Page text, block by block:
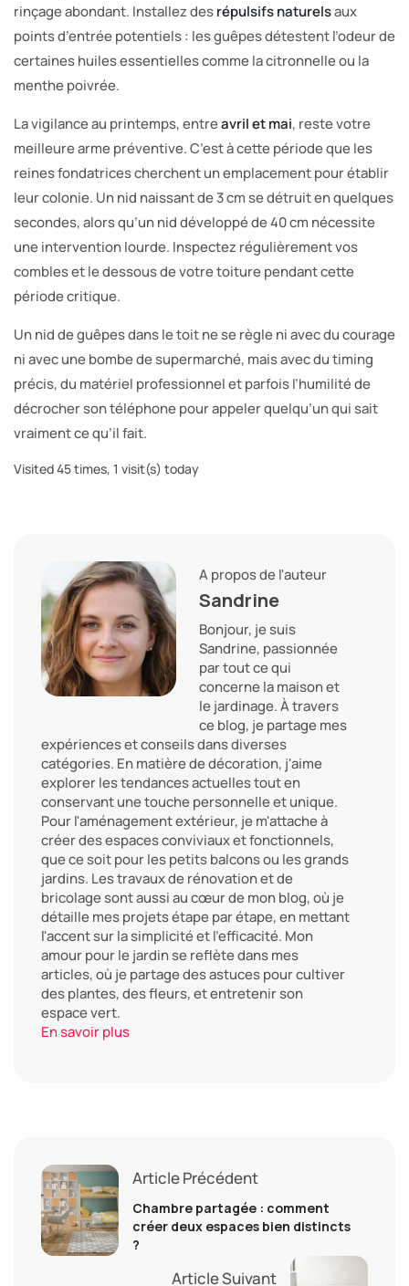
rinçage abondant. Installez desrépulsifs naturelsaux
points d’entrée potentiels : les guêpes détestent l’odeur de
certaines huiles essentielles comme la citronnelle ou la
menthe poivrée.
La vigilance au printemps, entreavril et mai, reste votre
meilleure arme préventive. C’est à cette période que les
reines fondatrices cherchent un emplacement pour établir
leur colonie. Un nid naissant de 3 cm se détruit en quelques
secondes, alors qu’un nid développé de 40 cm nécessite
une intervention lourde. Inspectez régulièrement vos
combles et le dessous de votre toiture pendant cette
période critique.
Un nid de guêpes dans le toit ne se règle ni avec du courage
ni avec une bombe de supermarché, mais avec du timing
précis, du matériel professionnel et parfois l’humilité de
décrocher son téléphone pour appeler quelqu’un qui sait
vraiment ce qu’il fait.
Visited 45 times, 1 visit(s) today
A propos de l'auteur
Sandrine
Bonjour, je suis
Sandrine, passionnée
par tout ce qui
concerne la maison et
le jardinage. À travers
ce blog, je partage mes
expériences et conseils dans diverses
catégories. En matière de décoration, j'aime
explorer les tendances actuelles tout en
conservant une touche personnelle et unique.
Pour l'aménagement extérieur, je m'attache à
créer des espaces conviviaux et fonctionnels,
que ce soit pour les petits balcons ou les grands
jardins. Les travaux de rénovation et de
bricolage sont aussi au cœur de mon blog, où je
détaille mes projets étape par étape, en mettant
l'accent sur la simplicité et l'efficacité. Mon
amour pour le jardin se reflète dans mes
articles, où je partage des astuces pour cultiver
des plantes, des fleurs, et entretenir son
espace vert.
En savoir plus
Article Précédent
Chambre partagée : comment
créer deux espaces bien distincts
?
Article Suivant